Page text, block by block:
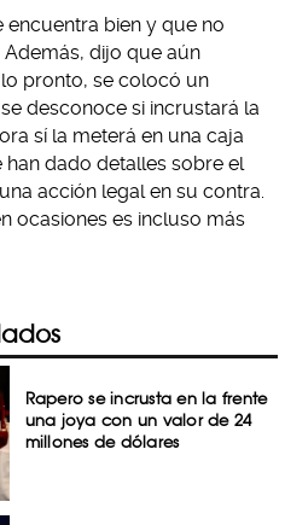
encuentra bien y que no
dijo que aún
pronto, se colocó un
desconoce si incrustará la
sí la meterá en una caja
dado detalles sobre el
acción legal en su contra.
ocasiones es incluso más
Rapero se incrusta en la frente
una joya con un valor de 24
millones de dólares